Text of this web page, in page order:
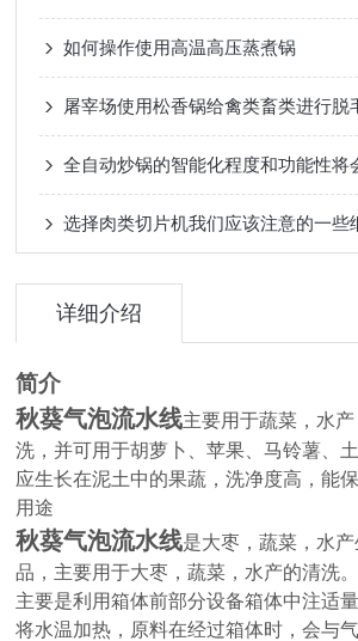
如何操作使用高温高压蒸煮锅
屠宰场使用松香锅给禽类畜类进行脱
全自动炒锅的智能化程度和功能性将
选择肉类切片机我们应该注意的一些
详细介绍
简介
秋葵气泡流水线主要用于蔬菜，水
洗，并可用于胡萝卜、苹果、马铃薯、
应生长在泥土中的果蔬，洗净度高，能保
用途
秋葵气泡流水线是大枣，蔬菜，水
品，主要用于大枣，蔬菜，水产的清洗
主要是利用箱体前部分设备箱体中注适
将水温加热，原料在经过箱体时，会与